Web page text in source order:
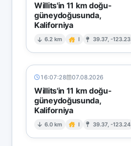
Willits'in 11 km doğu-
güneydoğusunda,
Kaliforniya
6.2 km I 39.37, -123.23
16:07:28 07.08.2026
Willits'in 11 km doğu-
güneydoğusunda,
Kaliforniya
6.0 km I 39.37, -123.24